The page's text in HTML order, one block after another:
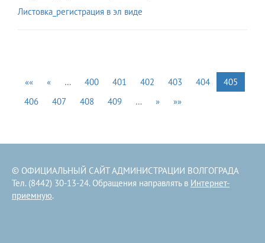
Листовка_регистрация в эл виде
«« « … 400 401 402 403 404
405
406
407 408 409 … » »»
© ОФИЦИАЛЬНЫЙ САЙТ АДМИНИСТРАЦИИ ВОЛГОГРАДА
Тел. (8442) 30-13-24. Обращения направлять в Интернет-
приемную.